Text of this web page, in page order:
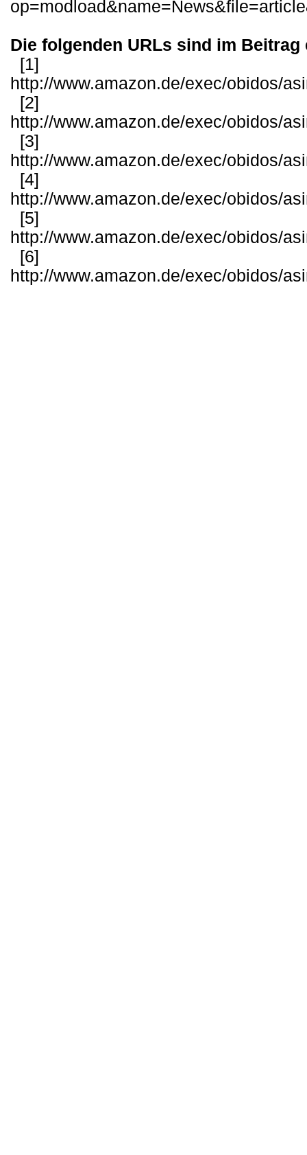
Die folgenden URLs sind im Beitrag
[1]
http://www.amazon.de/exec/obidos/
[2]
http://www.amazon.de/exec/obidos/
[3]
http://www.amazon.de/exec/obidos/
[4]
http://www.amazon.de/exec/obidos/
[5]
http://www.amazon.de/exec/obidos/
[6]
http://www.amazon.de/exec/obidos/